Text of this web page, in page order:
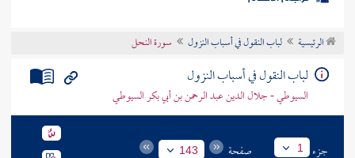
موضوعي
تراجم الأعلام
الرئيسية لباب النقول في أسباب النزول سورة النحل
لباب النقول في أسباب النزول
السيوطي - جلال الدين عبد الرحمن بن أبي بكر السيوطي
جزء 1 صفحة 143